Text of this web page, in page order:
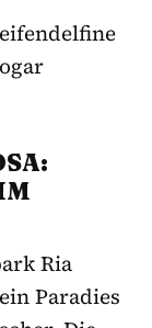
Ria
Paradies